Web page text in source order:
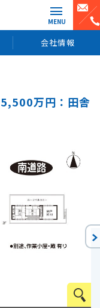
MENU
会社情報
万円：田舎